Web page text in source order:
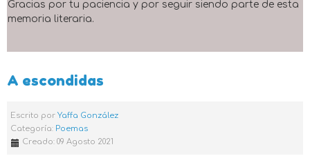
Gracias por tu paciencia y por seguir siendo parte de esta
memoria literaria.
A escondidas
Escrito por Yaffa González
Categoría: Poemas
Creado: 09 Agosto 2021